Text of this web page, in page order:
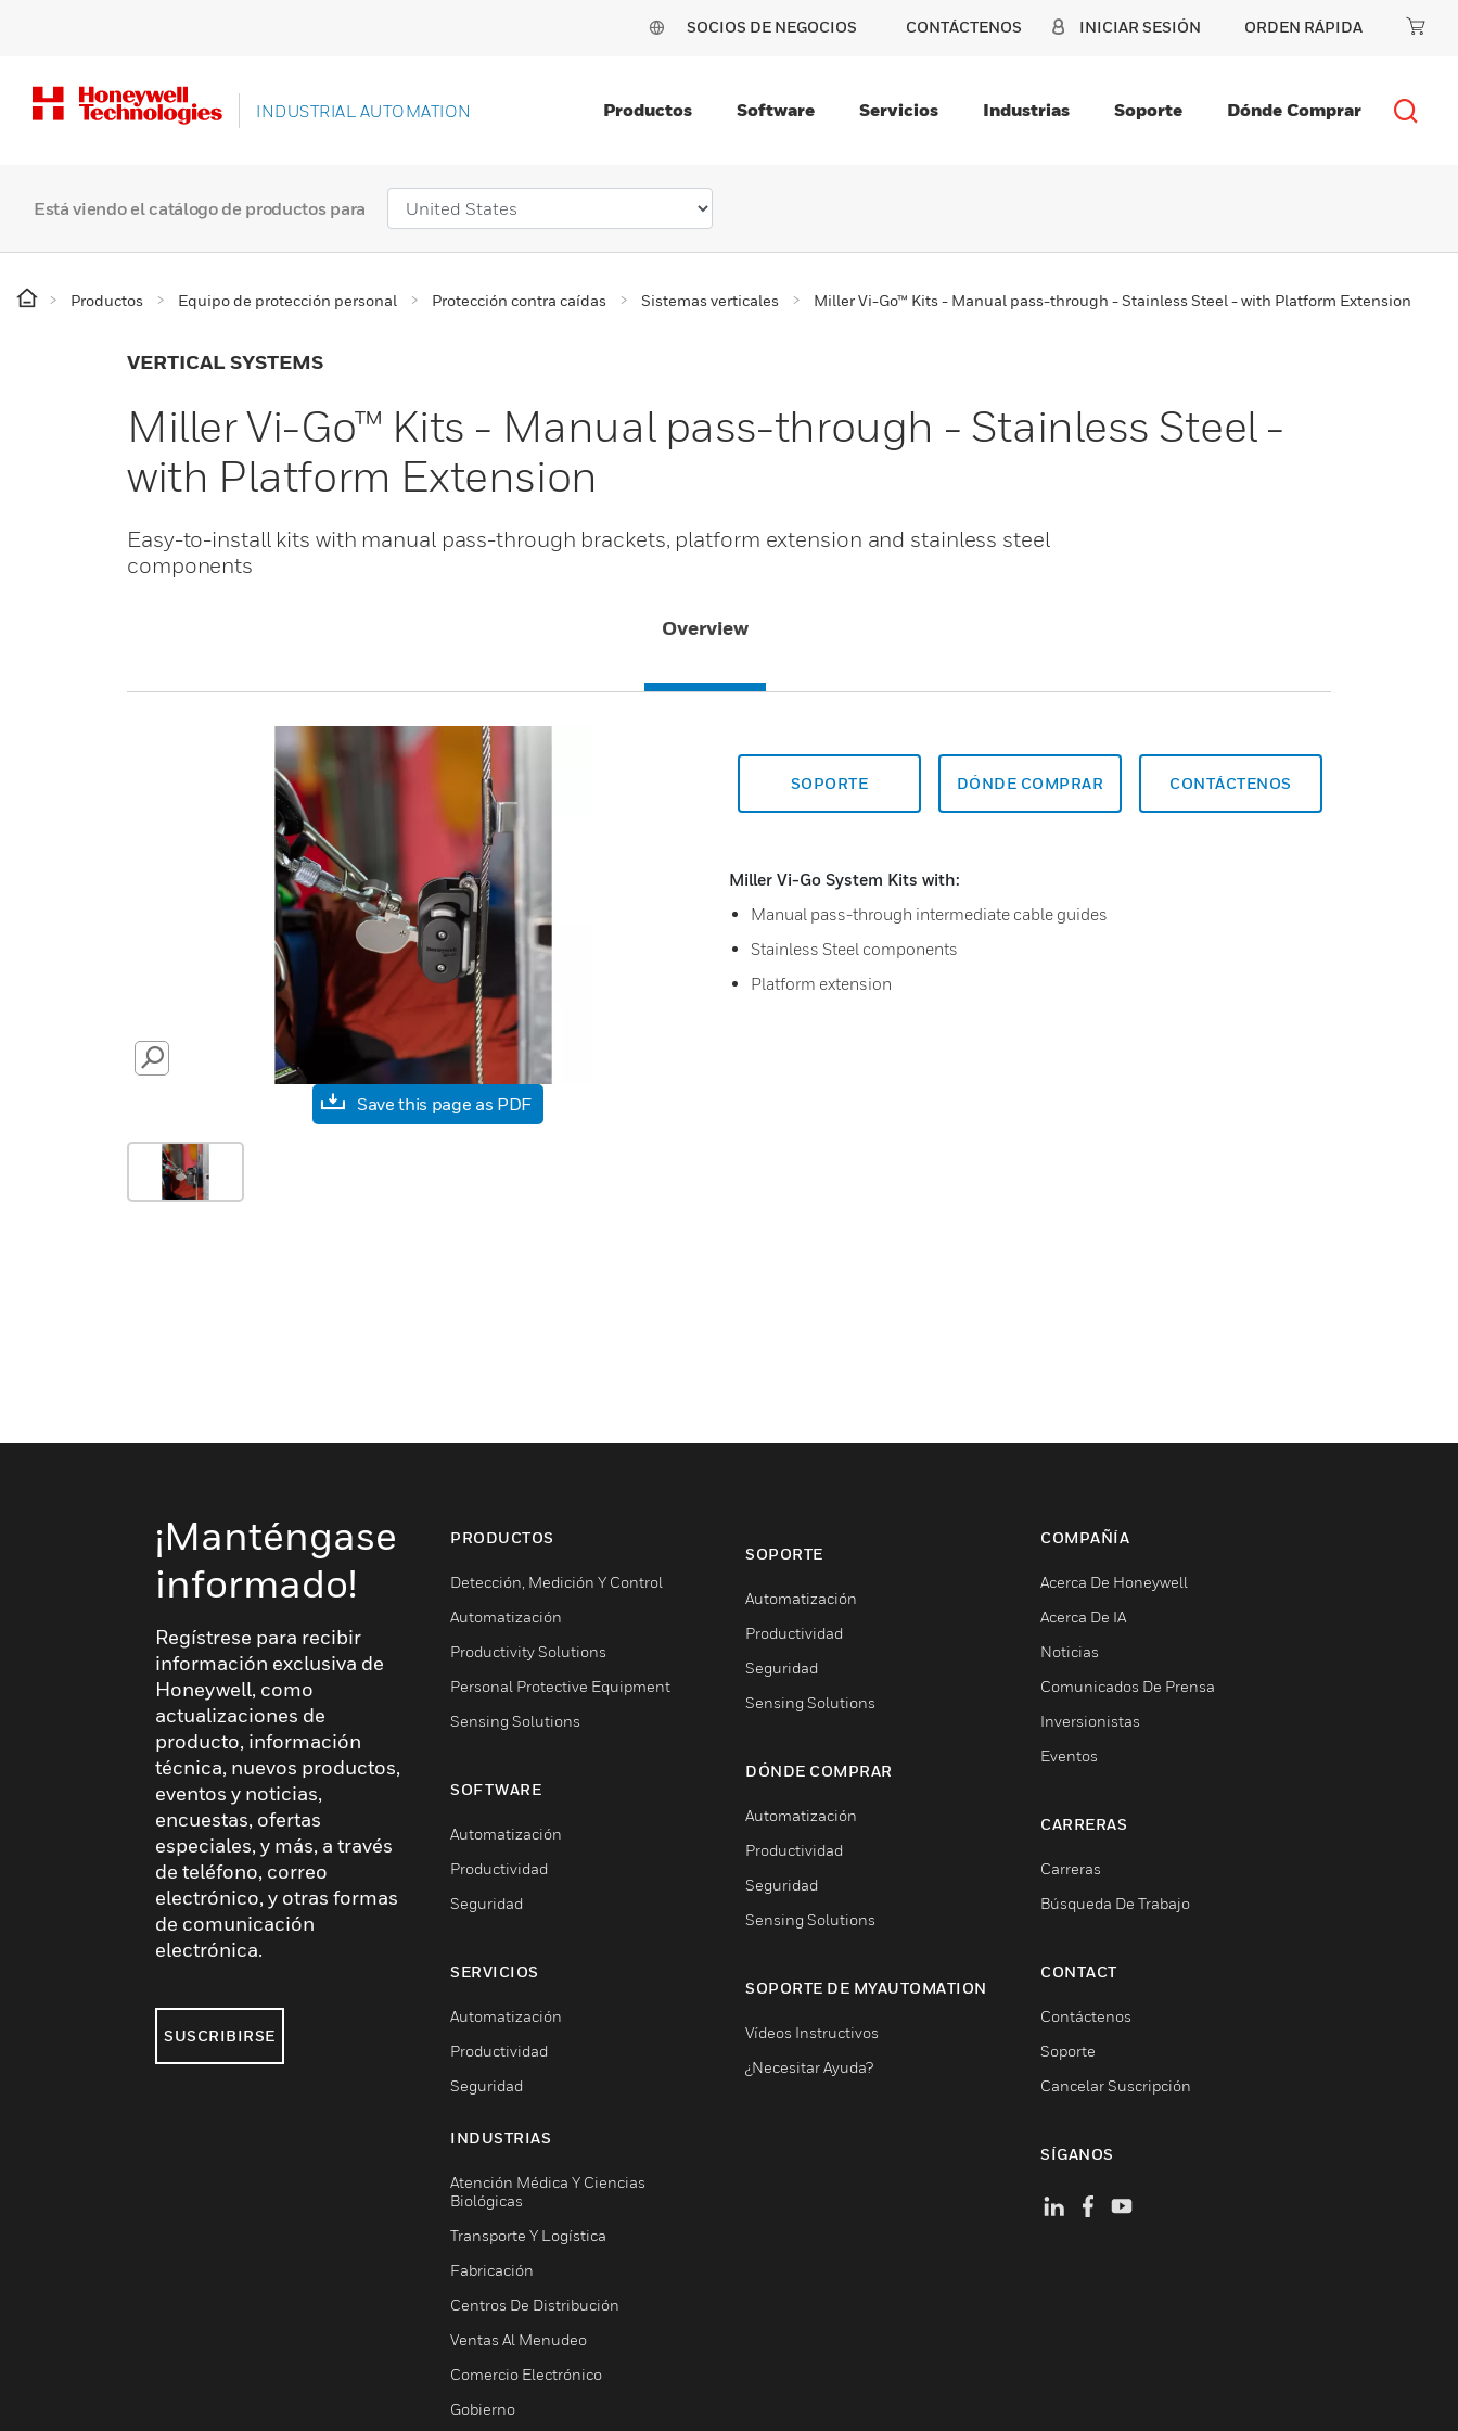
SOCIOS DE NEGOCIOS CONTÁCTENOS INICIAR SESIÓN ORDEN RÁPIDA
INDUSTRIAL AUTOMATION Productos Software Servicios Industrias Soporte Dónde Comprar
Está viendo el catálogo de productos para
Productos Equipo de protección personal Protección contra caídas Sistemas verticales Miller Vi-Go™ Kits - Manual pass-through - Stainless Steel - with Platform Extension
VERTICAL SYSTEMS
Miller Vi-Go™ Kits - Manual pass-through - Stainless Steel -
with Platform Extension
Easy-to-install kits with manual pass-through brackets, platform extension and stainless steel
components
Overview
SEARCH
Save this page as PDF
SOPORTE DÓNDE COMPRAR CONTÁCTENOS
Miller Vi-Go System Kits with:
Manual pass-through intermediate cable guides
Stainless Steel components
Platform extension
¡Manténgase
informado!
Regístrese para recibir
información exclusiva de
Honeywell, como
actualizaciones de
producto, información
técnica, nuevos productos,
eventos y noticias,
encuestas, ofertas
especiales, y más, a través
de teléfono, correo
electrónico, y otras formas
de comunicación
electrónica.
SUSCRIBIRSE
PRODUCTOS
Detección, Medición Y Control
Automatización
Productivity Solutions
Personal Protective Equipment
Sensing Solutions
SOFTWARE
Automatización
Productividad
Seguridad
SERVICIOS
Automatización
Productividad
Seguridad
INDUSTRIAS
Atención Médica Y Ciencias
Biológicas
Transporte Y Logística
Fabricación
Centros De Distribución
Ventas Al Menudeo
Comercio Electrónico
Gobierno
SOPORTE
Automatización
Productividad
Seguridad
Sensing Solutions
DÓNDE COMPRAR
Automatización
Productividad
Seguridad
Sensing Solutions
SOPORTE DE MYAUTOMATION
Vídeos Instructivos
¿Necesitar Ayuda?
COMPAÑÍA
Acerca De Honeywell
Acerca De IA
Noticias
Comunicados De Prensa
Inversionistas
Eventos
CARRERAS
Carreras
Búsqueda De Trabajo
CONTACT
Contáctenos
Soporte
Cancelar Suscripción
SÍGANOS